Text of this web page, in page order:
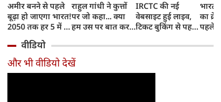
अमीर बनने से पहले
बूढ़ा हो जाएगा भारत!
2050 तक हर 5 में 1
साल से ज्यादा उम्र का
राहुल गांधी ने कुत्तों
पर जो कहा... क्या
हम उस पर बात कर
IRCTC की नई
वेबसाइट हुई लाइव,
टिकट बुकिंग से पहले
काम, जानें पूरा
भारत
का
पहले
और
वीडियो
और भी वीडियो देखें